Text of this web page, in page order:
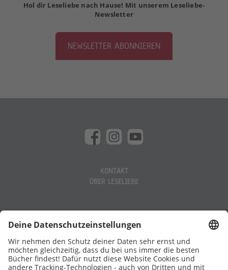
Hol dir Leseliebe nach Hause! Mit unserem Leseliebe-
Newsletter
NEWSLETTER ABONNIEREN
KONTAKT
ÜBER LESELIEBE
UNTERSTÜTZT VON
Eltern